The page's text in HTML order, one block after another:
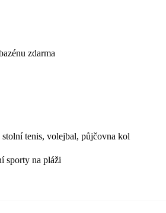
zdarma
stolní tenis, volejbal, půjčovna kol
sporty na pláži